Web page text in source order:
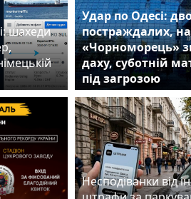
шахеди
Удар по Одесі:
постраждалих, на
«Чорноморець»
даху, суботній
під загрозою
Несподіванки від